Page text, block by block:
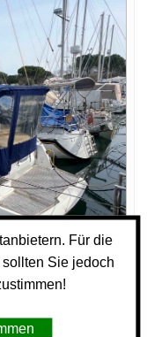
Für die
Sie jedoch